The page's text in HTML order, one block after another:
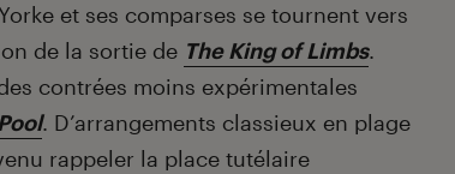
et ses comparses se tournent vers
de la sortie de The King of Limbs.
contrées moins expérimentales
. D’arrangements classieux en plage
rappeler la place tutélaire